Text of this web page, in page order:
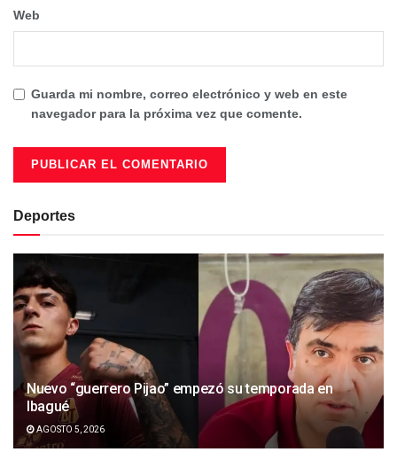
Web
Guarda mi nombre, correo electrónico y web en este
navegador para la próxima vez que comente.
Deportes
Nuevo “guerrero Pijao” empezó su temporada en
Ibagué
AGOSTO 5, 2026